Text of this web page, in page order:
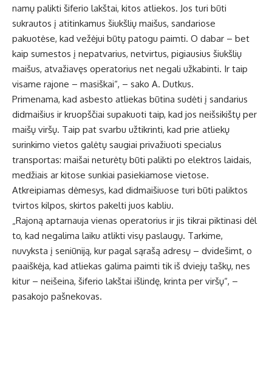
namų palikti šiferio lakštai, kitos atliekos. Jos turi būti
sukrautos į atitinkamus šiukšlių maišus, sandariose
pakuotėse, kad vežėjui būtų patogu paimti. O dabar – bet
kaip sumestos į nepatvarius, netvirtus, pigiausius šiukšlių
maišus, atvažiavęs operatorius net negali užkabinti. Ir taip
visame rajone – masiškai“, – sako A. Dutkus.
Primenama, kad asbesto atliekas būtina sudėti į sandarius
didmaišius ir kruopščiai supakuoti taip, kad jos neišsikištų per
maišų viršų. Taip pat svarbu užtikrinti, kad prie atliekų
surinkimo vietos galėtų saugiai privažiuoti specialus
transportas: maišai neturėtų būti palikti po elektros laidais,
medžiais ar kitose sunkiai pasiekiamose vietose.
Atkreipiamas dėmesys, kad didmaišiuose turi būti paliktos
tvirtos kilpos, skirtos pakelti juos kabliu.
„Rajoną aptarnauja vienas operatorius ir jis tikrai piktinasi dėl
to, kad negalima laiku atlikti visų paslaugų. Tarkime,
nuvyksta į seniūniją, kur pagal sąrašą adresų – dvidešimt, o
paaiškėja, kad atliekas galima paimti tik iš dviejų taškų, nes
kitur – neišeina, šiferio lakštai išlindę, krinta per viršų“, –
pasakojo pašnekovas.